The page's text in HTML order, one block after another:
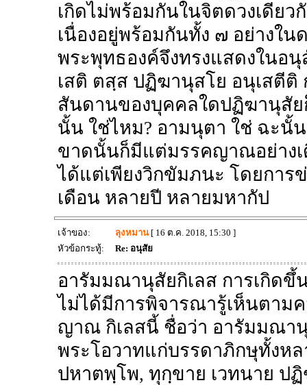
เกิดไม่พร้อมกันในจิตดวงเดีย
เนื่องอยู่พร้อมกันทั้ง ๗ อย่างใน
พระพุทธองค์จึงทรงแสดงในอ
เสติ ตสฺส ปฏิฆานุสโย อนุเสตี
สันดานของบุคคลใดปฏิฆานุสั
นั้น ใช่ไหม? อามนุตา ใช่ ฉะนั้
ขาดนั้นก็มีแต่มรรคญาณอย่าง
ได้แต่เพียงวิกขัมภนะ โดยการ
เดือน หลายปี หลายมหากัป
เจ้าของ: ลุงหมาน[ 16 ต.ค. 2018, 15:30 ]
หัวข้อกระทู้:
Re: อนุสัย
อารัมมณานุสัยกิเลส การเกิด
ไม่ได้มีการพิจารณารู้เห็นตาม
ญาณ กิเลสนี้ ชื่อว่า อารัมมณา
พระโอวาทแก่บรรดาภิกษุทั้งห
ปหาตพฺโพ, ทุกฺขาย เวทนาย ป